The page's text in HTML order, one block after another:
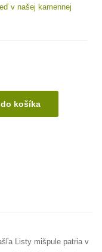
v našej kamennej
košíka
Listy mišpule patria v